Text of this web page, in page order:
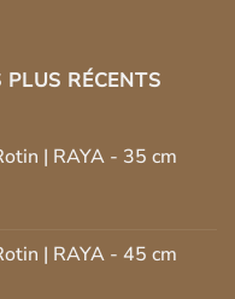
RÉCENTS
| RAYA - 35 cm
| RAYA - 45 cm